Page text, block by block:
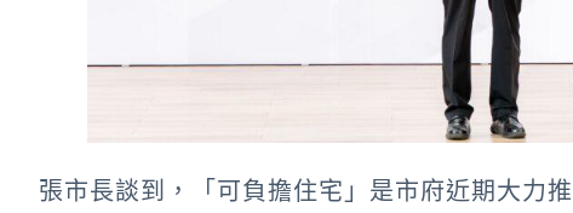
張市長談到，「可負擔住宅」是市府近期大力